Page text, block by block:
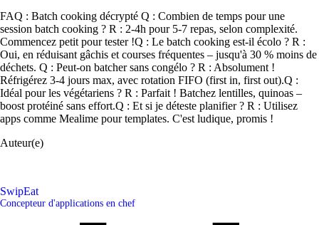
FAQ : Batch cooking décrypté Q : Combien de temps pour une
session batch cooking ? R : 2-4h pour 5-7 repas, selon complexité.
Commencez petit pour tester !Q : Le batch cooking est-il écolo ? R :
Oui, en réduisant gâchis et courses fréquentes – jusqu'à 30 % moins de
déchets. Q : Peut-on batcher sans congélo ? R : Absolument !
Réfrigérez 3-4 jours max, avec rotation FIFO (first in, first out).Q :
Idéal pour les végétariens ? R : Parfait ! Batchez lentilles, quinoas –
boost protéiné sans effort.Q : Et si je déteste planifier ? R : Utilisez
apps comme Mealime pour templates. C'est ludique, promis !
Auteur(e)
SwipEat
Concepteur d'applications en chef